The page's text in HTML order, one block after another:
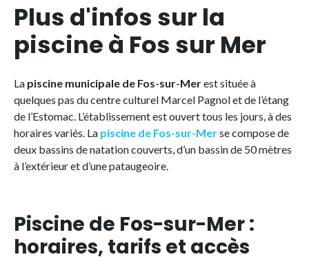
Plus d'infos sur la
piscine à Fos sur Mer
La piscine municipale de Fos-sur-Merest située à
quelques pas du centre culturel Marcel Pagnol et de l’étang
de l’Estomac. L’établissement est ouvert tous les jours, à des
horaires variés. La piscine de Fos-sur-Merse compose de
deux bassins de natation couverts, d’un bassin de 50 mètres
à l’extérieur et d’une pataugeoire.
Piscine de Fos-sur-Mer :
horaires, tarifs et accès